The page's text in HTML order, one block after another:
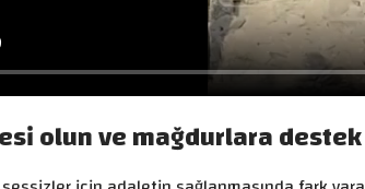
olun ve mağdurlara